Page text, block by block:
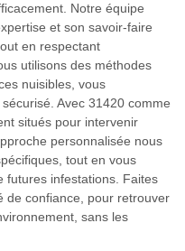
Notre équipe
et son savoir-faire
en respectant
utilisons des méthodes
nuisibles, vous
Avec 31420 comme
situés pour intervenir
personnalisée nous
tout en vous
futures infestations. Faites
de confiance, pour retrouver
sans les